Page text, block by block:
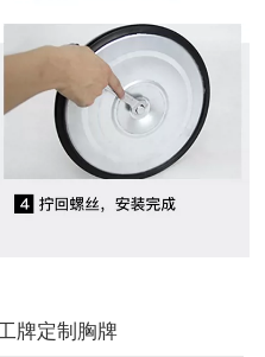
牌定制胸牌